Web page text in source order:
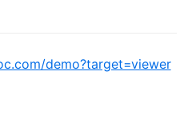
demo?target=viewer